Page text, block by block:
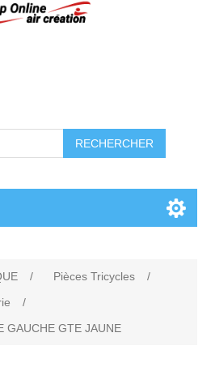
RECHERCHER
/ Pièces Tricycles
/
/
GAUCHE GTE JAUNE